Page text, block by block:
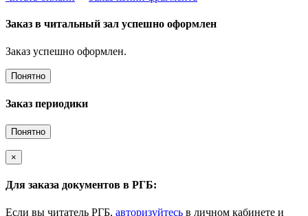
Заказ в читальный зал успешно оформлен
Заказ успешно оформлен.
Понятно
Заказ периодики
Понятно
×
Для заказа документов в РГБ:
Если вы читатель РГБ, авторизуйтесь в личном кабинете и